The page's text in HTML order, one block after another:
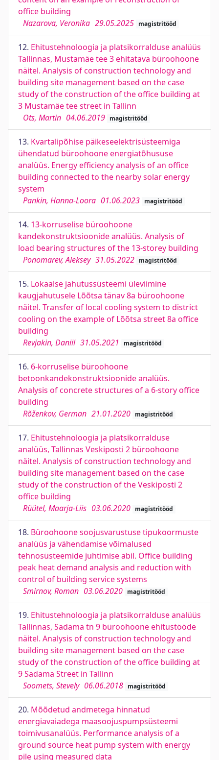
office building
Nazarova, Veronika 29.05.2025 magistritööd
12. Ehitustehnoloogia ja platsikorralduse analüüs
Tallinnas, Mustamäe tee 3 ehitatava büroohoone
näitel. Analysis of construction technology and
building site management based on the case
study of the construction of the office building at
3 Mustamäe tee street in Tallinn
Ots, Martin 04.06.2019 magistritööd
13. Kvartalipõhise päikeseelektrisüsteemiga
ühendatud büroohoone energiatõhususe
analüüs. Energy efficiency analysis of an office
building connected to the nearby solar energy
system
Pankin, Hanna-Loora 01.06.2023 magistritööd
14. 13-korruselise büroohoone
kandekonstruktsioonide analüüs. Analysis of
load bearing structures of the 13-storey building
Ponomarev, Aleksey 31.05.2022 magistritööd
15. Lokaalse jahutussüsteemi üleviimine
kaugjahutusele Lõõtsa tänav 8a büroohoone
näitel. Transfer of local cooling system to district
cooling on the example of Lõõtsa street 8a office
building
Revjakin, Daniil 31.05.2021 magistritööd
16. 6-korruselise büroohoone
betoonkandekonstruktsioonide analüüs.
Analysis of concrete structures of a 6-story office
building
Rõženkov, German 21.01.2020 magistritööd
17. Ehitustehnoloogia ja platsikorralduse
analüüs, Tallinnas Veskiposti 2 büroohoone
näitel. Analysis of construction technology and
building site management based on the case
study of the construction of the Veskiposti 2
office building
Rüütel, Maarja-Liis 03.06.2020 magistritööd
18. Büroohoone soojusvarustuse tipukoormuste
analüüs ja vähendamise võimalused
tehnosüsteemide juhtimise abil. Office building
peak heat demand analysis and reduction with
control of building service systems
Smirnov, Roman 03.06.2020 magistritööd
19. Ehitustehnoloogia ja platsikorralduse analüüs
Tallinnas, Sadama tn 9 büroohoone ehitustööde
näitel. Analysis of construction technology and
building site management based on the case
study of the construction of the office building at
9 Sadama Street in Tallinn
Soomets, Stevely 06.06.2018 magistritööd
20. Mõõdetud andmetega hinnatud
energiavaiadega maasoojuspumpsüsteemi
toimivusanalüüs. Performance analysis of a
ground source heat pump system with energy
pile using measured data